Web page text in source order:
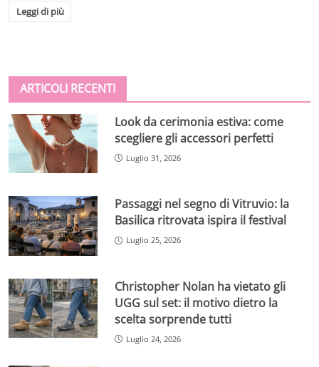
Leggi di più
ARTICOLI RECENTI
Look da cerimonia estiva: come
scegliere gli accessori perfetti
Luglio 31, 2026
Passaggi nel segno di Vitruvio: la
Basilica ritrovata ispira il festival
Luglio 25, 2026
Christopher Nolan ha vietato gli
UGG sul set: il motivo dietro la
scelta sorprende tutti
Luglio 24, 2026